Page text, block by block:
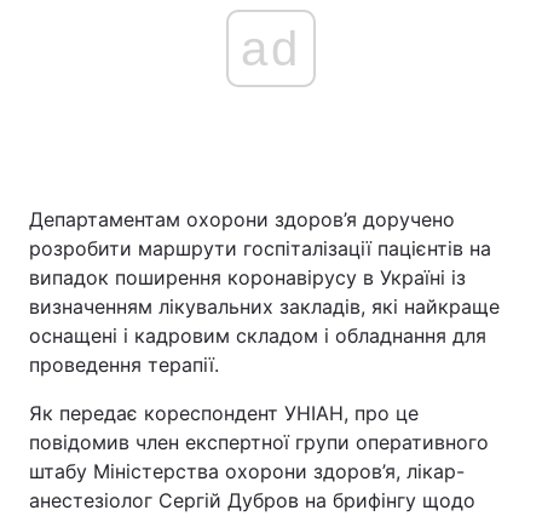
Спорт Наука
Техно і зв'язок Лайт
Зброя
Здоров'я Туризм
Цікавинки Погода
ad
Департаментам охорони здоров’я доручено
розробити маршрути госпіталізації пацієнтів на
випадок поширення коронавірусу в Україні із
визначенням лікувальних закладів, які найкраще
оснащені і кадровим складом і обладнання для
проведення терапії.
Як передає кореспондент УНІАН, про це
повідомив член експертної групи оперативного
штабу Міністерства охорони здоров’я, лікар-
анестезіолог Сергій Дубров на брифінгу щодо